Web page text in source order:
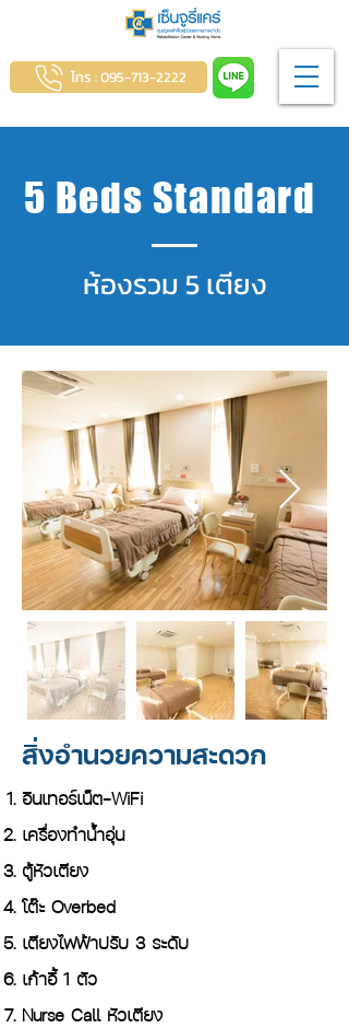
โทร : 095-713-2222
5 Beds Standard
ห้องรวม 5 เตียง
สิ่งอำนวยความสะดวก
อินเทอร์เน็ต-WiFi
เครื่องทำน้ำอุ่น
ตู้หัวเตียง
โต๊ะ Overbed
เตียงไฟฟ้าปรับ 3 ระดับ
เก้าอี้ 1 ตัว
Nurse Call หัวเตียง